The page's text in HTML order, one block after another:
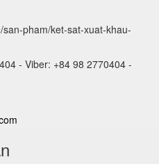
pham/ket-sat-xuat-khau-
- Viber: +84 98 2770404 -